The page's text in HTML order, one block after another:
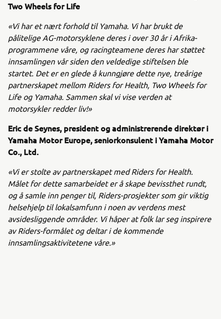
Two Wheels for Life
«Vi har et nært forhold til Yamaha. Vi har brukt de
pålitelige AG-motorsyklene deres i over 30 år i Afrika-
programmene våre, og racingteamene deres har støttet
innsamlingen vår siden den veldedige stiftelsen ble
startet. Det er en glede å kunngjøre dette nye, treårige
partnerskapet mellom Riders for Health, Two Wheels for
Life og Yamaha. Sammen skal vi vise verden at
motorsykler redder liv!»
Eric de Seynes, president og administrerende direktør i
Yamaha Motor Europe, seniorkonsulent i Yamaha Motor
Co., Ltd.
«Vi er stolte av partnerskapet med Riders for Health.
Målet for dette samarbeidet er å skape bevissthet rundt,
og å samle inn penger til, Riders-prosjekter som gir viktig
helsehjelp til lokalsamfunn i noen av verdens mest
avsidesliggende områder. Vi håper at folk lar seg inspirere
av Riders-formålet og deltar i de kommende
innsamlingsaktivitetene våre.»